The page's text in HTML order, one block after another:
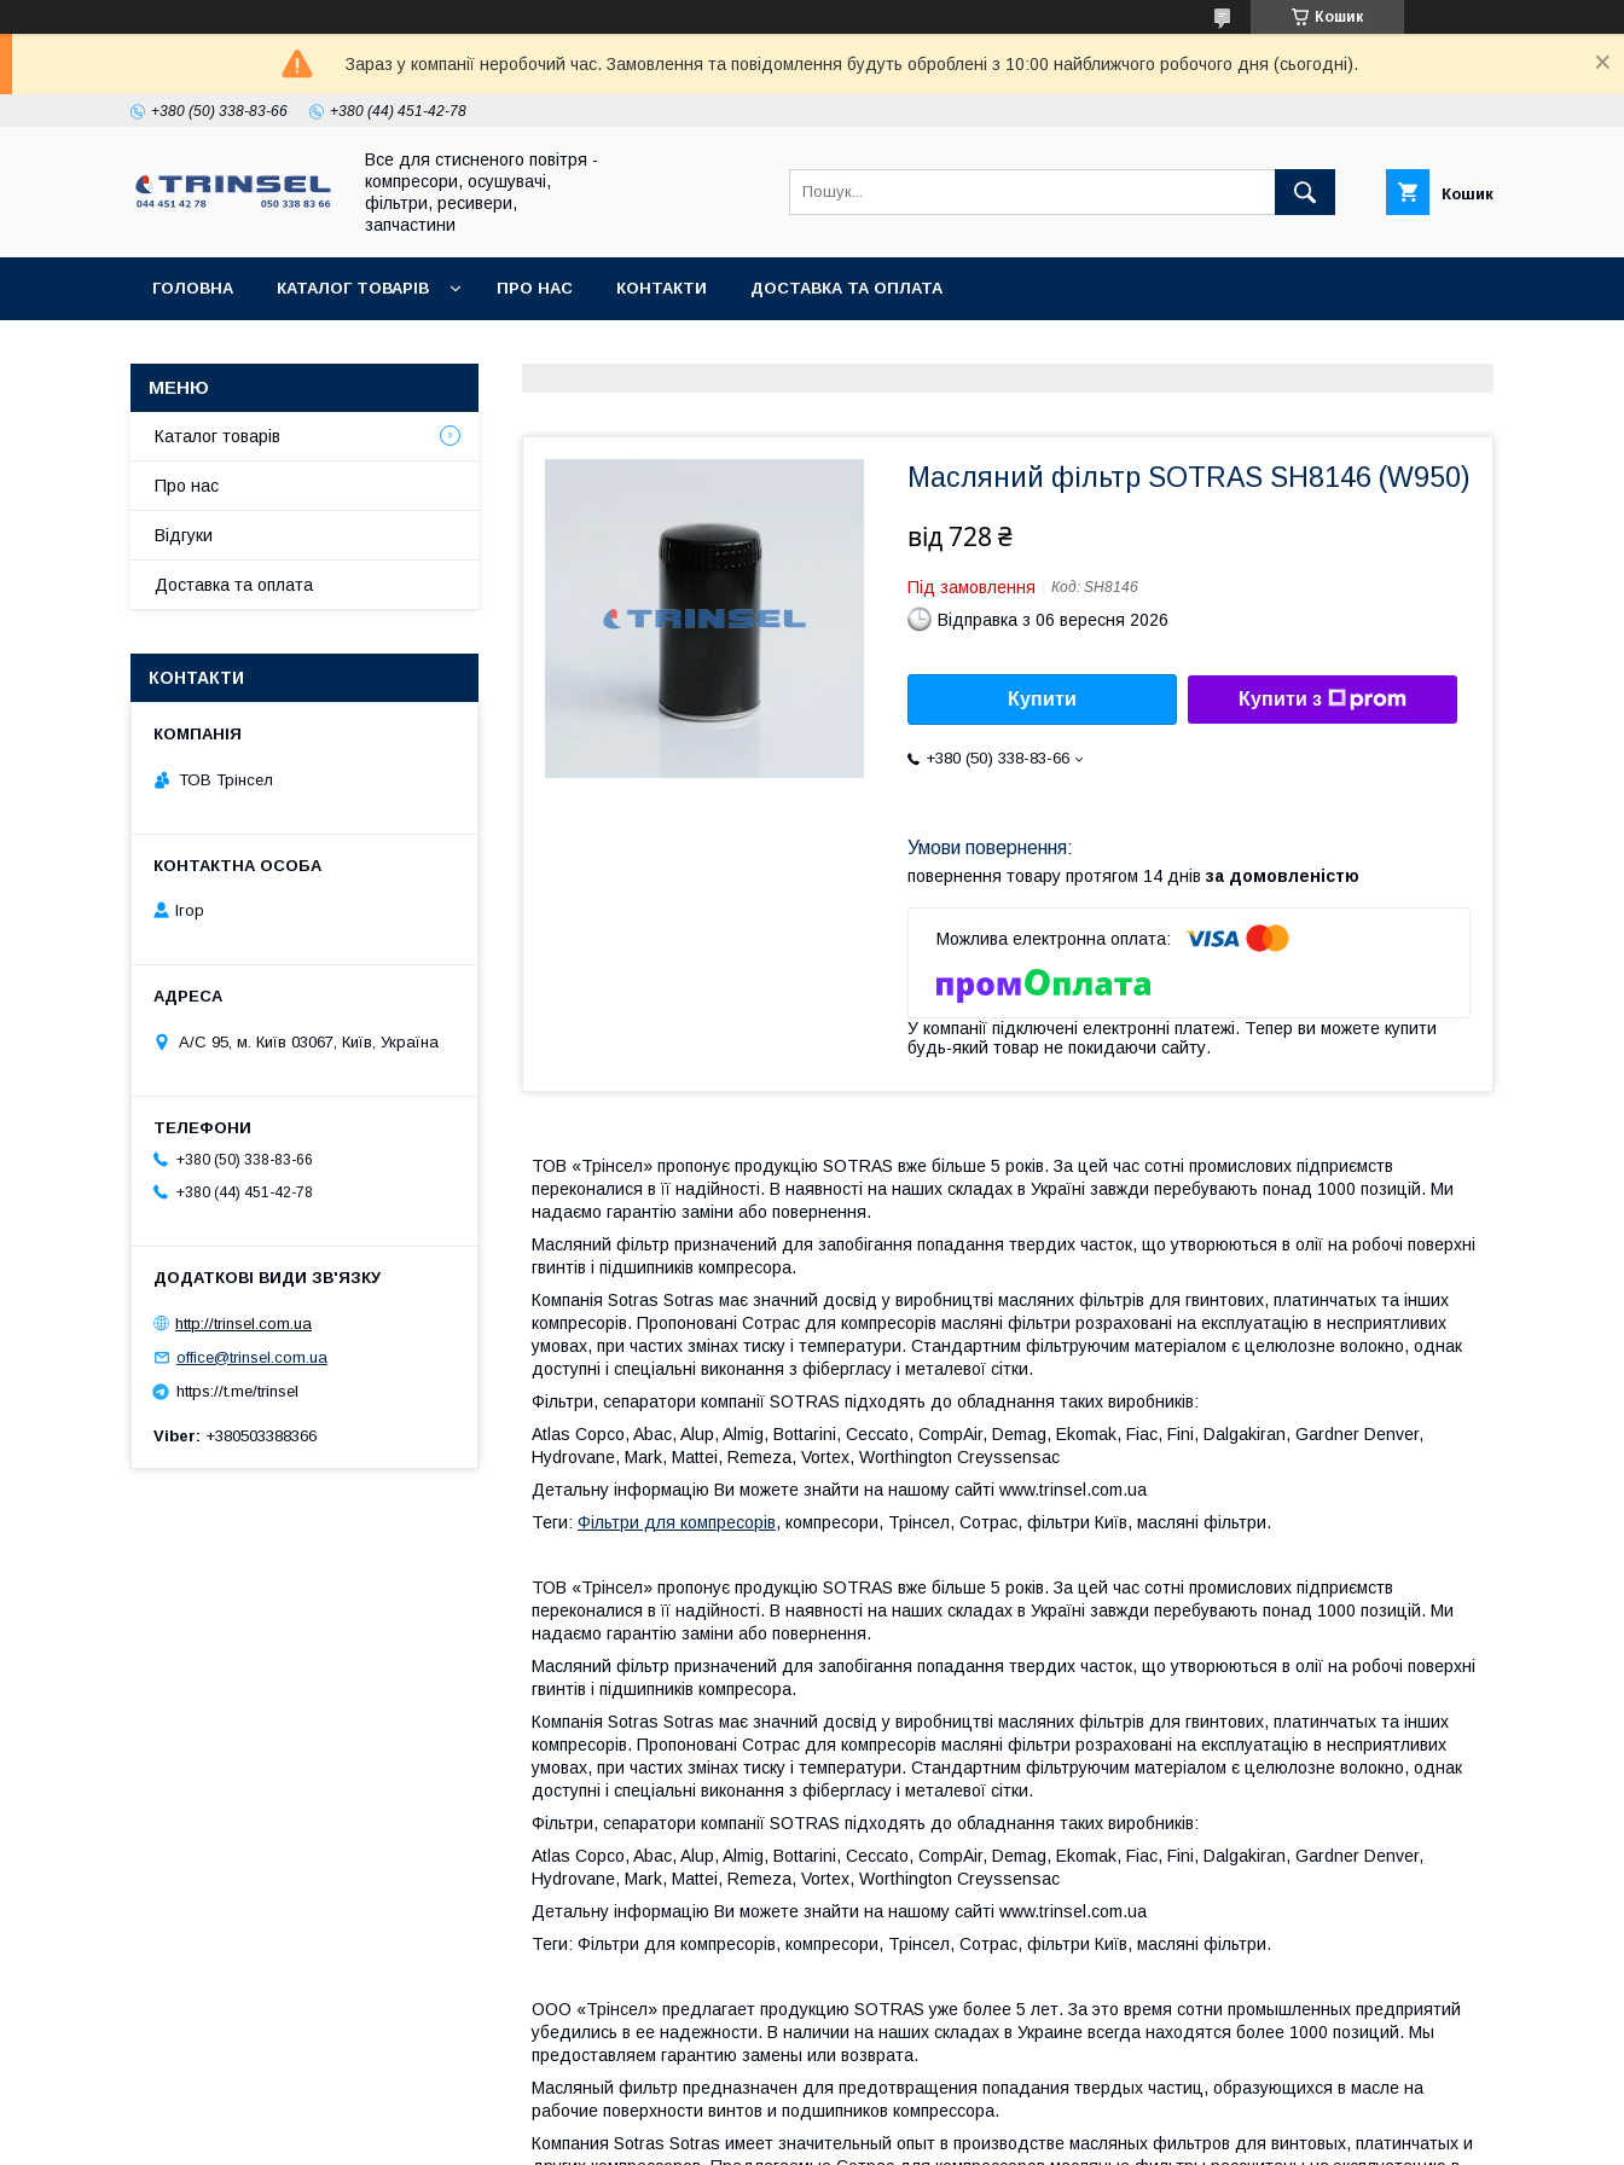
Кошик
Зараз у компанії неробочий час. Замовлення та повідомлення будуть оброблені з 10:00 найближчого робочого дня (сьогодні).
+380 (50) 338-83-66 +380 (44) 451-42-78
Все для стисненого повітря -
компресори, осушувачі,
фільтри, ресивери,
запчастини
Кошик
ГОЛОВНА КАТАЛОГ ТОВАРІВ ПРО НАС КОНТАКТИ ДОСТАВКА ТА ОПЛАТА
Масляний фільтр SOTRAS SH8146 (W950)
від 728 ₴
Під замовлення Код: SH8146
Відправка з 06 вересня 2026
Купити Купити з
+380 (50) 338-83-66
повернення товару протягом 14 днів за домовленістю
У компанії підключені електронні платежі. Тепер ви можете купити
будь-який товар не покидаючи сайту.
ТОВ «Трінсел» пропонує продукцію SOTRAS вже більше 5 років. За цей час сотні промислових підприємств
переконалися в її надійності. В наявності на наших складах в Україні завжди перебувають понад 1000 позицій. Ми
надаємо гарантію заміни або повернення.
Масляний фільтр призначений для запобігання попадання твердих часток, що утворюються в олії на робочі поверхні
гвинтів і підшипників компресора.
Компанія Sotras Sotras має значний досвід у виробництві масляних фільтрів для гвинтових, платинчатых та інших
компресорів. Пропоновані Сотрас для компресорів масляні фільтри розраховані на експлуатацію в несприятливих
умовах, при частих змінах тиску і температури. Стандартним фільтруючим матеріалом є целюлозне волокно, однак
доступні і спеціальні виконання з фібергласу і металевої сітки.
Фільтри, сепаратори компанії SOTRAS підходять до обладнання таких виробників:
Atlas Copco, Abac, Alup, Almig, Bottarini, Ceccato, CompAir, Demag, Ekomak, Fiac, Fini, Dalgakiran, Gardner Denver,
Hydrovane, Mark, Mattei, Remeza, Vortex, Worthington Creyssensac
Детальну інформацію Ви можете знайти на нашому сайті www.trinsel.com.ua
Теги: Фільтри для компресорів, компресори, Трінсел, Сотрас, фільтри Київ, масляні фільтри.
ТОВ «Трінсел» пропонує продукцію SOTRAS вже більше 5 років. За цей час сотні промислових підприємств
переконалися в її надійності. В наявності на наших складах в Україні завжди перебувають понад 1000 позицій. Ми
надаємо гарантію заміни або повернення.
Масляний фільтр призначений для запобігання попадання твердих часток, що утворюються в олії на робочі поверхні
гвинтів і підшипників компресора.
Компанія Sotras Sotras має значний досвід у виробництві масляних фільтрів для гвинтових, платинчатых та інших
компресорів. Пропоновані Сотрас для компресорів масляні фільтри розраховані на експлуатацію в несприятливих
умовах, при частих змінах тиску і температури. Стандартним фільтруючим матеріалом є целюлозне волокно, однак
доступні і спеціальні виконання з фібергласу і металевої сітки.
Фільтри, сепаратори компанії SOTRAS підходять до обладнання таких виробників:
Atlas Copco, Abac, Alup, Almig, Bottarini, Ceccato, CompAir, Demag, Ekomak, Fiac, Fini, Dalgakiran, Gardner Denver,
Hydrovane, Mark, Mattei, Remeza, Vortex, Worthington Creyssensac
Детальну інформацію Ви можете знайти на нашому сайті www.trinsel.com.ua
Теги: Фільтри для компресорів, компресори, Трінсел, Сотрас, фільтри Київ, масляні фільтри.
ООО «Трінсел» предлагает продукцию SOTRAS уже более 5 лет. За это время сотни промышленных предприятий
убедились в ее надежности. В наличии на наших складах в Украине всегда находятся более 1000 позиций. Мы
предоставляем гарантию замены или возврата.
Масляный фильтр предназначен для предотвращения попадания твердых частиц, образующихся в масле на
рабочие поверхности винтов и подшипников компрессора.
Компания Sotras Sotras имеет значительный опыт в производстве масляных фильтров для винтовых, платинчатых и
Каталог товарів
Про нас
Відгуки
Доставка та оплата
КОНТАКТИ
ТОВ Трінсел
Ігор
А/С 95, м. Київ 03067, Київ, Україна
+380 (50) 338-83-66
+380 (44) 451-42-78
http://trinsel.com.ua
office@trinsel.com.ua
https://t.me/trinsel
Viber +380503388366